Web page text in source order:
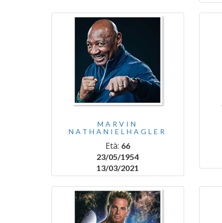
MARVIN
NATHANIELHAGLER
Età: 66
23/05/1954
13/03/2021